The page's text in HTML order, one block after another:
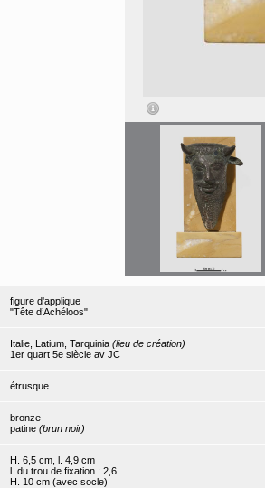
figure d'applique
"Tête d’Achéloos"
Italie, Latium, Tarquinia (lieu de création)
1er quart 5e siècle av JC
étrusque
bronze
patine (brun noir)
H. 6,5 cm, l. 4,9 cm
l. du trou de fixation : 2,6
H. 10 cm (avec socle)